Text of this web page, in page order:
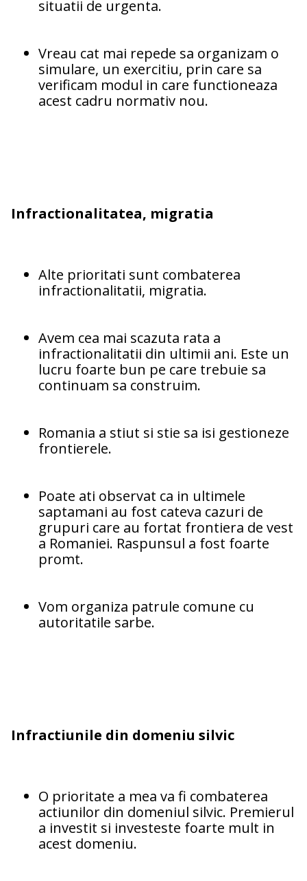
situatii de urgenta.
Vreau cat mai repede sa organizam o
simulare, un exercitiu, prin care sa
verificam modul in care functioneaza
acest cadru normativ nou.
Infractionalitatea, migratia
Alte prioritati sunt combaterea
infractionalitatii, migratia.
Avem cea mai scazuta rata a
infractionalitatii din ultimii ani. Este un
lucru foarte bun pe care trebuie sa
continuam sa construim.
Romania a stiut si stie sa isi gestioneze
frontierele.
Poate ati observat ca in ultimele
saptamani au fost cateva cazuri de
grupuri care au fortat frontiera de vest
a Romaniei. Raspunsul a fost foarte
promt.
Vom organiza patrule comune cu
autoritatile sarbe.
Infractiunile din domeniu silvic
O prioritate a mea va fi combaterea
actiunilor din domeniul silvic. Premierul
a investit si investeste foarte mult in
acest domeniu.